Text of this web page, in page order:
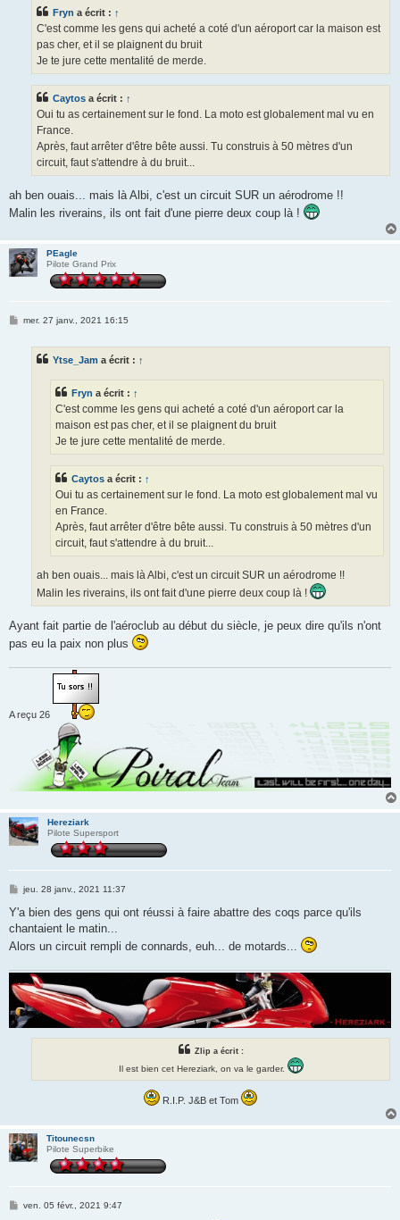
Fryn a écrit : ↑
C'est comme les gens qui acheté a coté d'un aéroport car la maison est
pas cher, et il se plaignent du bruit
Je te jure cette mentalité de merde.
Caytos a écrit : ↑
Oui tu as certainement sur le fond. La moto est globalement mal vu en
France.
Après, faut arrêter d'être bête aussi. Tu construis à 50 mètres d'un
circuit, faut s'attendre à du bruit...
ah ben ouais... mais là Albi, c'est un circuit SUR un aérodrome !!
Malin les riverains, ils ont fait d'une pierre deux coup là !
PEagle
Pilote Grand Prix
Mmer. 27 janv., 2021 16:15
Ytse_Jam a écrit : ↑
Fryn a écrit : ↑
C'est comme les gens qui acheté a coté d'un aéroport car la
maison est pas cher, et il se plaignent du bruit
Je te jure cette mentalité de merde.
Caytos a écrit : ↑
Oui tu as certainement sur le fond. La moto est globalement mal vu
en France.
Après, faut arrêter d'être bête aussi. Tu construis à 50 mètres d'un
circuit, faut s'attendre à du bruit...
ah ben ouais... mais là Albi, c'est un circuit SUR un aérodrome !!
Malin les riverains, ils ont fait d'une pierre deux coup là !
Ayant fait partie de l'aéroclub au début du siècle, je peux dire qu'ils n'ont
pas eu la paix non plus
A reçu 26
Hereziark
Pilote Supersport
M
s
a
e
jeu. 28 janv., 2021 11:37
Y'a bien des gens qui ont réussi à faire abattre des coqs parce qu'ils
chantaient le matin...
Alors un circuit rempli de connards, euh... de motards...
Zlip a écrit :
Il est bien cet Hereziark, on va le garder.
R.I.P. J&B et Tom
Titounecsn
Pilote Superbike
Mven. 05 févr., 2021 9:47